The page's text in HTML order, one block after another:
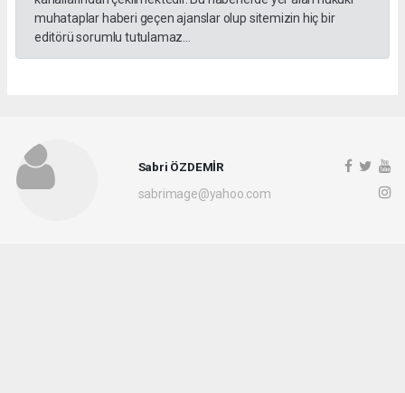
muhataplar haberi geçen ajanslar olup sitemizin hiç bir
editörü sorumlu tutulamaz...
Sabri ÖZDEMİR
sabrimage@yahoo.com